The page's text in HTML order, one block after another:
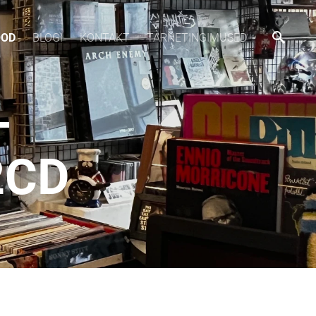
BLOGI KONTAKT TARNETINGIMUSED